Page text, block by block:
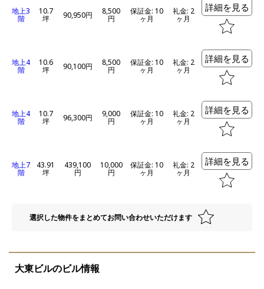
地上3
階
10.7
坪 90,950円 8,500
円
保証金: 10
ヶ月
礼金: 2
ヶ月
詳細を見る
地上4
階
10.6
坪 90,100円 8,500
円
保証金: 10
ヶ月
礼金: 2
ヶ月
詳細を見る
地上4
階
10.7
坪 96,300円 9,000
円
保証金: 10
ヶ月
礼金: 2
ヶ月
詳細を見る
地上7
階
43.91
坪
439,100
円
10,000
円
保証金: 10
ヶ月
礼金: 2
ヶ月
詳細を見る
選択した物件をまとめてお問い合わせいただけます
大東ビルのビル情報